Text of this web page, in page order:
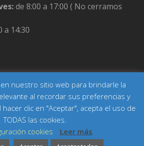
de 8:00 a 17:00 ( No cerramos
a 14:30
Hierros Etxebarria
Aviso legalPolítica de privacidad
Condiciones generales de venta
nuestro sitio web para brindarle la
al recordar sus preferencias y
clic en "Aceptar", acepta el uso de
TODAS las cookies.
cookies
Leer más